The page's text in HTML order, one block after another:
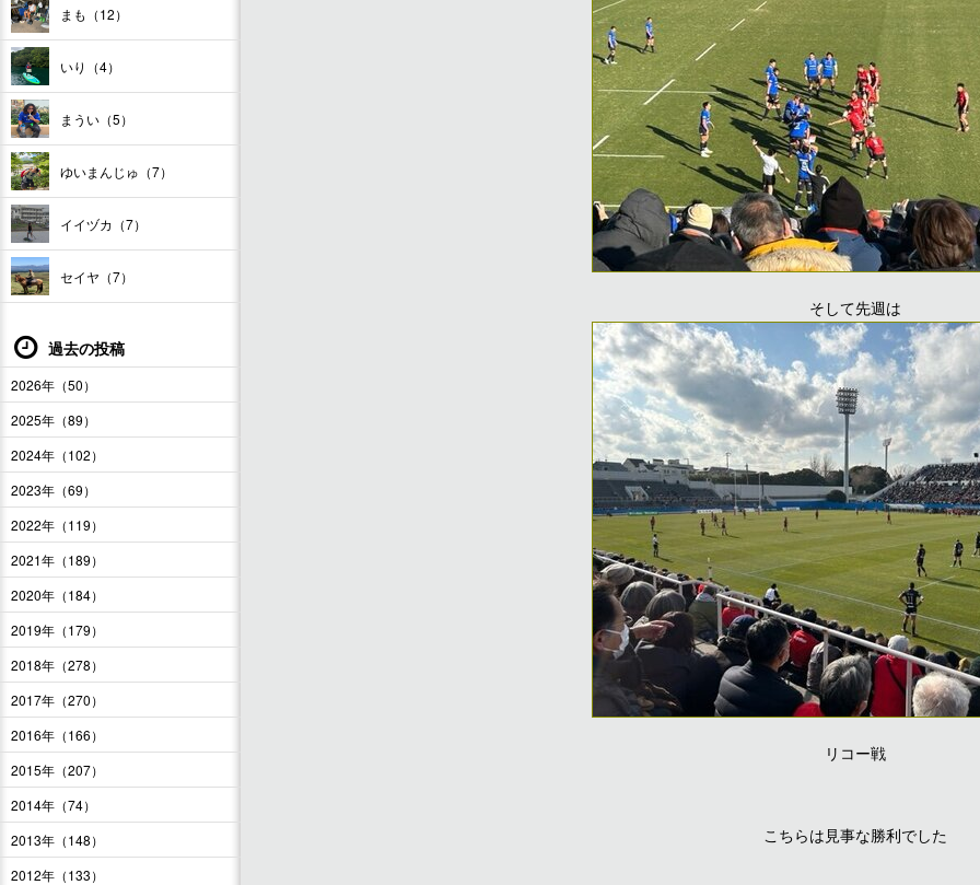
そして先週は
リコー戦
こちらは見事な勝利でした
まも（12）
いり（4）
まうい（5）
ゆいまんじゅ（7）
イイヅカ（7）
セイヤ（7）
過去の投稿
2026年（50）
2025年（89）
2024年（102）
2023年（69）
2022年（119）
2021年（189）
2020年（184）
2019年（179）
2018年（278）
2017年（270）
2016年（166）
2015年（207）
2014年（74）
2013年（148）
2012年（133）